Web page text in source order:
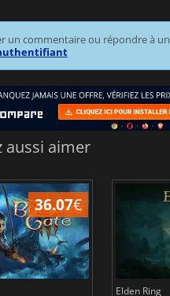
un commentaire ou répondre à un
aussi aimer
36.07€
Elden Ring